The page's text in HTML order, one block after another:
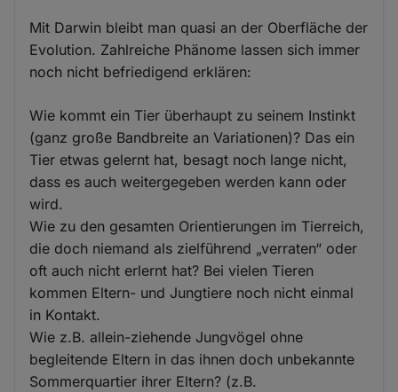
Mit Darwin bleibt man quasi an der Oberfläche der
Evolution. Zahlreiche Phänome lassen sich immer
noch nicht befriedigend erklären:
Wie kommt ein Tier überhaupt zu seinem Instinkt
(ganz große Bandbreite an Variationen)? Das ein
Tier etwas gelernt hat, besagt noch lange nicht,
dass es auch weitergegeben werden kann oder
wird.
Wie zu den gesamten Orientierungen im Tierreich,
die doch niemand als zielführend „verraten“ oder
oft auch nicht erlernt hat? Bei vielen Tieren
kommen Eltern- und Jungtiere noch nicht einmal
in Kontakt.
Wie z.B. allein-ziehende Jungvögel ohne
begleitende Eltern in das ihnen doch unbekannte
Sommerquartier ihrer Eltern? (z.B.